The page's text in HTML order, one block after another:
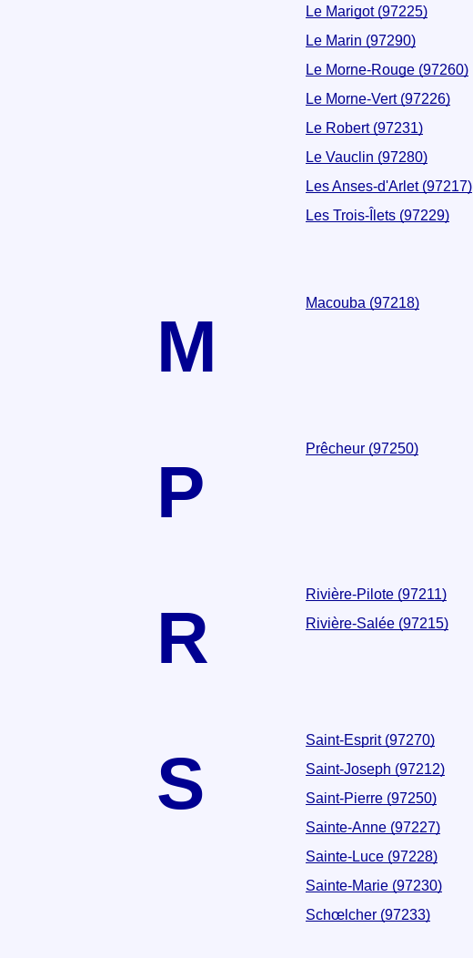
Le Marigot (97225)
Le Marin (97290)
Le Morne-Rouge (97260)
Le Morne-Vert (97226)
Le Robert (97231)
Le Vauclin (97280)
Les Anses-d'Arlet (97217)
Les Trois-Îlets (97229)
M
Macouba (97218)
P
Prêcheur (97250)
R
Rivière-Pilote (97211)
Rivière-Salée (97215)
S
Saint-Esprit (97270)
Saint-Joseph (97212)
Saint-Pierre (97250)
Sainte-Anne (97227)
Sainte-Luce (97228)
Sainte-Marie (97230)
Schœlcher (97233)